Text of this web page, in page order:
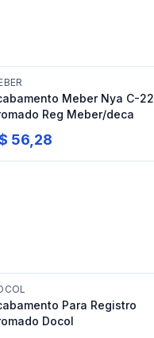
Meber Nya C-22
Reg Meber/deca
56,28
Para Registro
Docol